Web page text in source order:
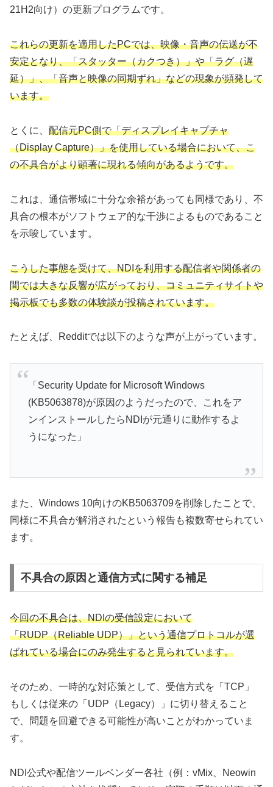
21H2向け）の更新プログラムです。
これらの更新を適用したPCでは、映像・音声の伝送が不
安定となり、「スタッター（カクつき）」や「ラグ（遅
延）」、「音声と映像の同期ずれ」などの現象が頻発して
います。
とくに、 配信元PC側で「ディスプレイキャプチャ
（Display Capture）」を使用している場合において、こ
の不具合がより顕著に現れる傾向があるようです。
これは、通信帯域に十分な余裕があっても同様であり、不
具合の根本がソフトウェア的な干渉によるものであること
を示唆しています。
こうした事態を受けて、NDIを利用する配信者や関係者の
間では大きな反響が広がっており、コミュニティサイトや
掲示板でも多数の体験談が投稿されています。
たとえば、Redditでは以下のような声が上がっています。
「Security Update for Microsoft Windows
(KB5063878)が原因のようだったので、これをア
ンインストールしたらNDIが元通りに動作するよ
うになった」
また、Windows 10向けのKB5063709を削除したことで、
同様に不具合が解消されたという報告も複数寄せられてい
ます。
不具合の原因と通信方式に関する補足
今回の不具合は、NDIの受信設定において
「RUDP（Reliable UDP）」という通信プロトコルが選
ばれている場合にのみ発生すると見られています。
そのため、一時的な対応策として、受信方式を「TCP」
もしくは従来の「UDP（Legacy）」に切り替えること
で、問題を回避できる可能性が高いことがわかっていま
す。
NDI公式や配信ツールベンダー各社（例：vMix、Neowin